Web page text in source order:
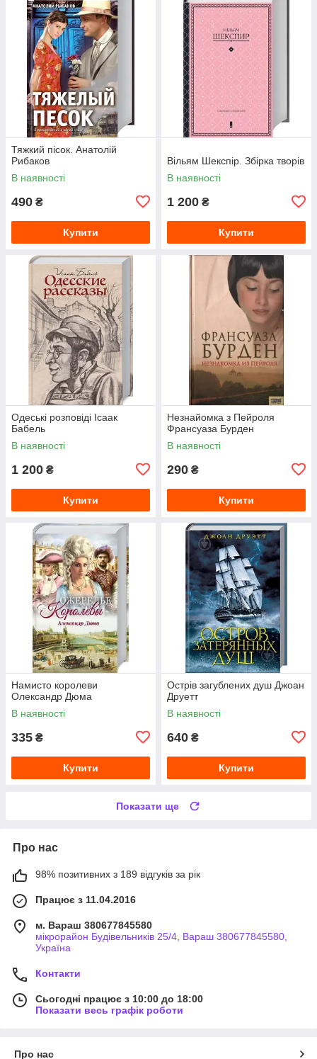
Тяжкий пісок. Анатолій
Рибаков
В наявності
490 ₴
Купити
Вільям Шекспір. Збірка творів
В наявності
1 200 ₴
Купити
Одеські розповіді Ісаак
Бабель
В наявності
1 200 ₴
Купити
Незнайомка з Пейроля
Франсуаза Бурден
В наявності
290 ₴
Купити
Намисто королеви
Олександр Дюма
В наявності
335 ₴
Купити
Острів загублених душ Джоан
Друетт
В наявності
640 ₴
Купити
Показати ще
Про нас
98% позитивних з 189 відгуків за рік
Працює з 11.04.2016
м. Вараш 380677845580
мікрорайон Будівельників 25/4, Вараш 380677845580,
Україна
Контакти
Сьогодні працює з 10:00 до 18:00
Показати весь графік роботи
Про нас